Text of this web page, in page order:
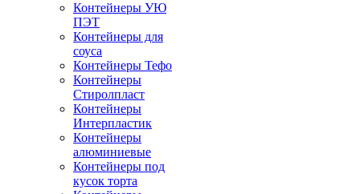
Контейнеры УЮ
ПЭТ
Контейнеры для
соуса
Контейнеры Тефо
Контейнеры
Стиролпласт
Контейнеры
Интерпластик
Контейнеры
алюминиевые
Контейнеры под
кусок торта